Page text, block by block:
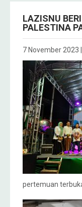
LAZISNU
PALESTINA
7 November 2023
pertemuan